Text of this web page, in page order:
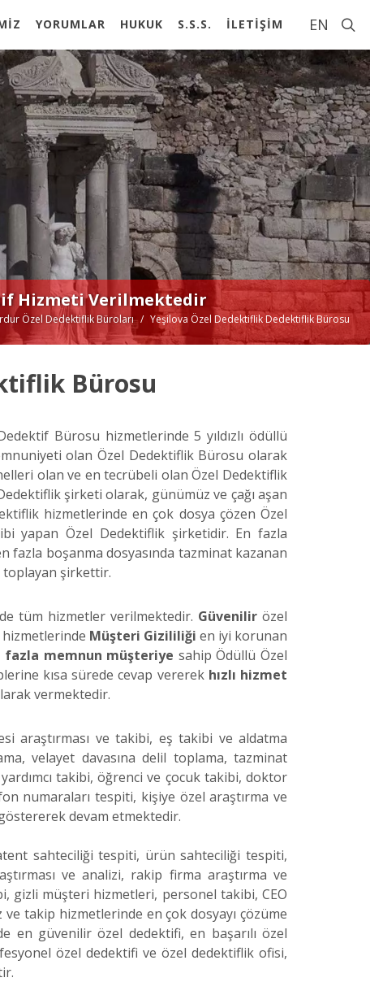
EN
YORUMLAR HUKUK S.S.S. İLETİŞİM
Hizmeti Verilmektedir
Özel Dedektiflik Büroları Yeşilova Özel Dedektiflik Dedektiflik Bürosu
Bürosu
Bürosu hizmetlerinde 5 yıldızlı ödüllü
olan Özel Dedektiflik Bürosu olarak
olan ve en tecrübeli olan Özel Dedektiflik
şirketi olarak, günümüz ve çağı aşan
hizmetlerinde en çok dosya çözen Özel
yapan Özel Dedektiflik şirketidir. En fazla
fazla boşanma dosyasında tazminat kazanan
toplayan şirkettir.
tüm hizmetler verilmektedir. Güvenilirözel
Müşteri Gizililiği en iyi korunan
fazla memnun müşteriye sahip Ödüllü Özel
kısa sürede cevap vererek hızlı hizmet
vermektedir.
araştırması ve takibi, eş takibi ve aldatma
velayet davasına delil toplama, tazminat
yardımcı takibi, öğrenci ve çocuk takibi, doktor
numaraları tespiti, kişiye özel araştırma ve
devam etmektedir.
sahteciliği tespiti, ürün sahteciliği tespiti,
ve analizi, rakip firma araştırma ve
gizli müşteri hizmetleri, personel takibi, CEO
takip hizmetlerinde en çok dosyayı çözüme
en güvenilir özel dedektifi, en başarılı özel
özel dedektifi ve özel dedektiflik ofisi,